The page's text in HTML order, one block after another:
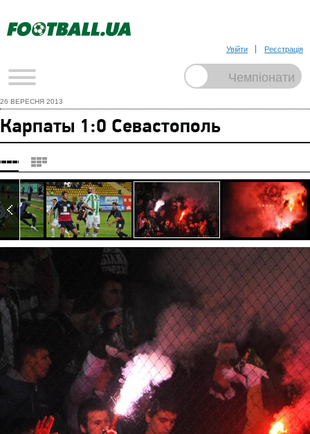
Увійти Реєстрація
26 ВЕРЕСНЯ 2013
Карпаты 1:0 Севастополь